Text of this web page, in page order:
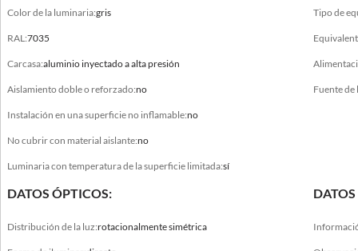
Color de la luminaria:gris
RAL:7035
Carcasa:aluminio inyectado a alta presión
Aislamiento doble o reforzado:no
Instalación en una superficie no inflamable:no
No cubrir con material aislante:no
Luminaria con temperatura de la superficie limitada:sí
Tipo de
Fuente de
DATOS ÓPTICOS:
Distribución de la luz:rotacionalmente simétrica
DATOS
soporte de montaje especial (bajo pedido)
gris
-40 ... +40, -40 ... +45, -40 ... +50
7035
Carcasa